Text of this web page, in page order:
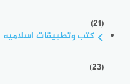
(21)
كتب وتطبيقات اسلاميه
(23)